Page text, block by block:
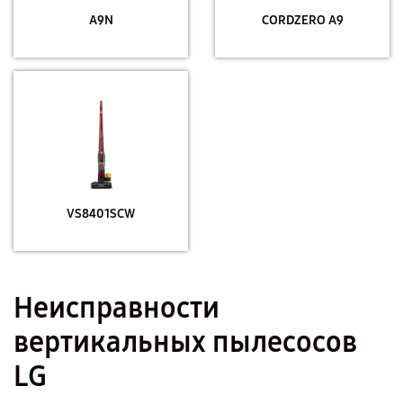
A9N CORDZERO A9
VS8401SCW
Неисправности
вертикальных пылесосов
LG